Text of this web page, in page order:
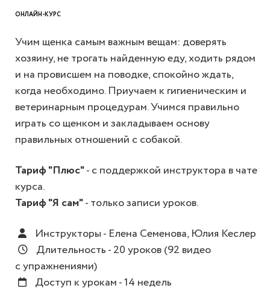
ОНЛАЙН-КУРС
Учим щенка самым важным вещам: доверять
хозяину, не трогать найденную еду, ходить рядом
и на провисшем на поводке, спокойно ждать,
когда необходимо. Приучаем к гигиеническим и
ветеринарным процедурам. Учимся правильно
играть со щенком и закладываем основу
правильных отношений с собакой.
Тариф "Плюс"- с поддержкой инструктора в чате
курса.
Тариф "Я сам"- только записи уроков.
Инструкторы - Елена Семенова, Юлия Кеслер
Длительность - 20 уроков (92 видео
с упражнениями)
Доступ к урокам - 14 недель